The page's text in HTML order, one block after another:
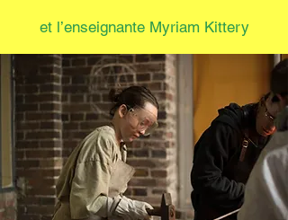
et l’enseignante Myriam Kittery